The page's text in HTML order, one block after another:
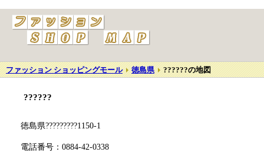
ファッション ショッピングモール 徳島県 ??????の地図
??????
徳島県?????????1150-1
電話番号：0884-42-0338